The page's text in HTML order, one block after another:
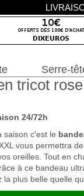
tricot rose
24/72h
saison c'est le
vous permettra
oreilles. Tout en
à ce bandeau
la plus belle quelle
Serre-